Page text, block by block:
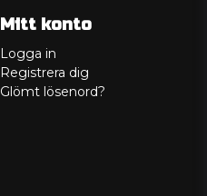
Mitt konto
Logga in
Registrera dig
Glömt lösenord?